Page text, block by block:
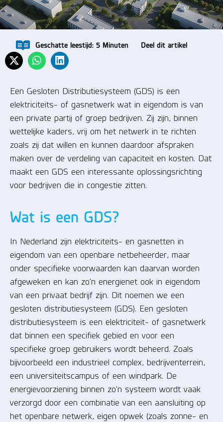
Geschatte leestijd: 5 Minuten Deel dit artikel
Een Gesloten Distributiesysteem (GDS) is een
elektriciteits- of gasnetwerk wat in eigendom is van
een private partij of groep bedrijven. Zij zijn, binnen
wettelijke kaders, vrij om het netwerk in te richten
zoals zij dat willen en kunnen daardoor afspraken
maken over de verdeling van capaciteit en kosten. Dat
maakt een GDS een interessante oplossingsrichting
voor bedrijven die in congestie zitten.
Wat is een GDS?
In Nederland zijn elektriciteits- en gasnetten in
eigendom van een openbare netbeheerder, maar
onder specifieke voorwaarden kan daarvan worden
afgeweken en kan zo’n energienet ook in eigendom
van een privaat bedrijf zijn. Dit noemen we een
gesloten distributiesysteem (GDS). Een gesloten
distributiesysteem is een elektriciteit- of gasnetwerk
dat binnen een specifiek gebied en voor een
specifieke groep gebruikers wordt beheerd. Zoals
bijvoorbeeld een industrieel complex, bedrijventerrein,
een universiteitscampus of een windpark. De
energievoorziening binnen zo’n systeem wordt vaak
verzorgd door een combinatie van een aansluiting op
het openbare netwerk, eigen opwek (zoals zonne- en